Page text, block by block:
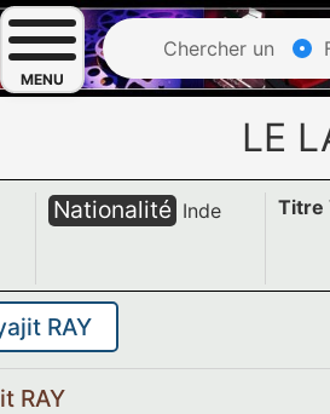
MENU
Chercher un
LE
Nationalité Inde Titre
RAY
RAY